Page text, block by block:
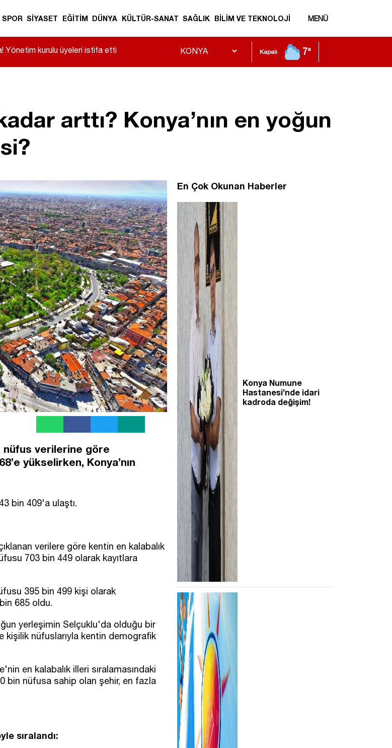
SPOR SİYASET EĞİTİM DÜNYA KÜLTÜR-SANAT SAĞLIK BİLİM VE TEKNOLOJİ MENÜ
Yönetim kurulu üyeleri istifa etti
Kapalı 7°
arttı? Konya’nın en yoğun
nüfus verilerine göre
yükselirken, Konya’nın
bin 409'a ulaştı.
verilere göre kentin en kalabalık
703 bin 449 olarak kayıtlara
395 bin 499 kişi olarak
685 oldu.
yerleşimin Selçuklu'da olduğu bir
kişilik nüfuslarıyla kentin demografik
en kalabalık illeri sıralamasındaki
bin nüfusa sahip olan şehir, en fazla
sıralandı:
En Çok Okunan Haberler
Konya Numune
Hastanesi’nde idari
kadroda değişim!